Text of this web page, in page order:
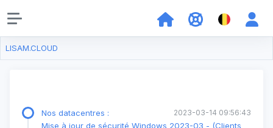
LISAM.CLOUD
2023-03-14 09:56:43
Nos datacentres :
Mise à jour de sécurité Windows 2023-03 - (Clients